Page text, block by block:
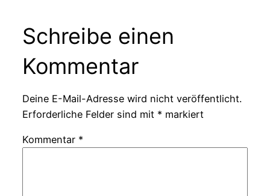
Schreibe einen
Kommentar
Deine E-Mail-Adresse wird nicht veröffentlicht.
Erforderliche Felder sind mit * markiert
Kommentar *